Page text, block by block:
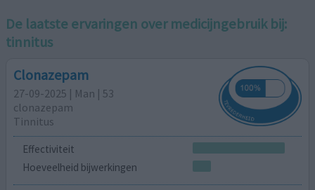
De laatste ervaringen over medicijngebruik bij:
tinnitus
Clonazepam
27-09-2025 | Man | 53
clonazepam
Tinnitus
Effectiviteit
Hoeveelheid bijwerkingen